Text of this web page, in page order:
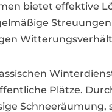
bietet effektive
Plätze.
Schneeräumung,